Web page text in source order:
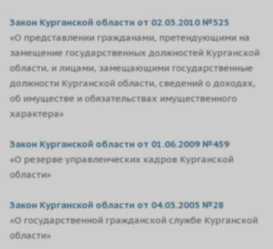
Закон Курганской области от 02.03.2010 №525
«О представлении гражданами, претендующими на
замещение государственных должностей Курганской
области, и лицами, замещающими государственные
должности Курганской области, сведений о доходах,
об имуществе и обязательствах имущественного
характера»
Закон Курганской области от 01.06.2009 №459
«О резерве управленческих кадров Курганской
области»
Закон Курганской области от 04.03.2005 №28
«О государственной гражданской службе Курганской
области»